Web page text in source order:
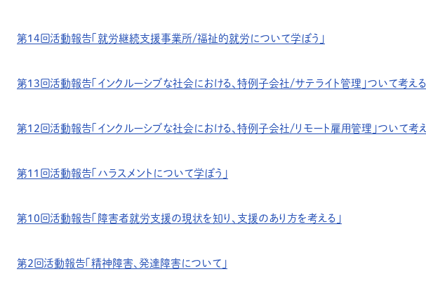
第14回活動報告「就労継続支援事業所/福祉的就労について学ぼう」
第13回活動報告「インクルーシブな社会における、特例子会社/サテライト管理」ついて考える
第12回活動報告「インクルーシブな社会における、特例子会社/リモート雇用管理」ついて考
第11回活動報告「ハラスメントについて学ぼう」
第10回活動報告「障害者就労支援の現状を知り、支援のあり方を考える」
第2回活動報告「精神障害、発達障害について」